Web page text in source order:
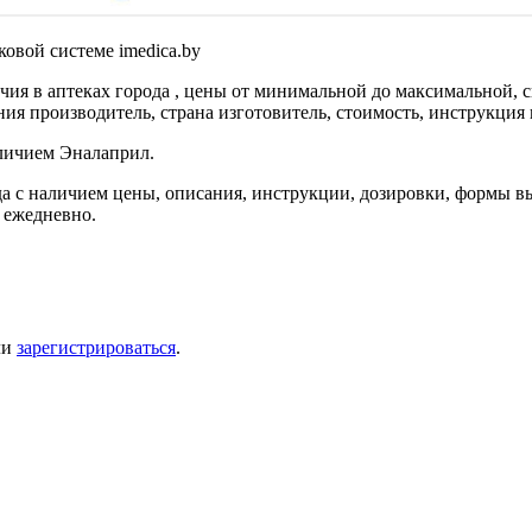
системе imedica.by
в аптеках города , цены от минимальной до
производитель, страна изготовитель, стоимость,
Эналаприл.
наличием цены, описания, инструкции, дозировки, формы
зарегистрироваться.